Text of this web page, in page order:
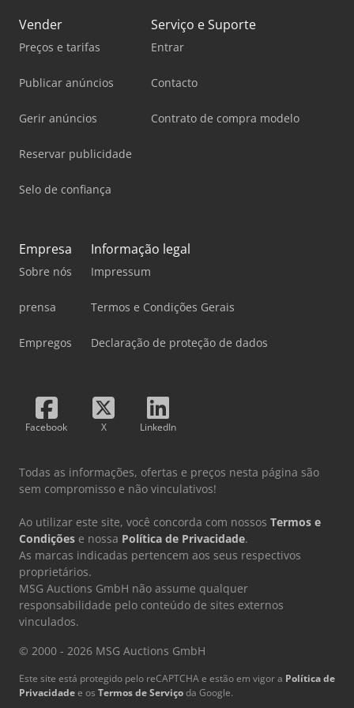
Vender
Preços e tarifas
Publicar anúncios
Gerir anúncios
Reservar publicidade
Selo de confiança
Serviço e Suporte
Entrar
Contacto
Contrato de compra modelo
Empresa
Sobre nós
prensa
Empregos
Informação legal
Impressum
Termos e Condições Gerais
Declaração de proteção de dados
Facebook X LinkedIn
Todas as informações, ofertas e preços nesta página são
sem compromisso e não vinculativos!
Ao utilizar este site, você concorda com nossos Termos e
Condições e nossa Política de Privacidade.
As marcas indicadas pertencem aos seus respectivos
proprietários.
MSG Auctions GmbH não assume qualquer
responsabilidade pelo conteúdo de sites externos
vinculados.
© 2000 - 2026 MSG Auctions GmbH
Este site está protegido pelo reCAPTCHA e estão em vigor a Política de
Privacidadee os Termos de Serviçoda Google.